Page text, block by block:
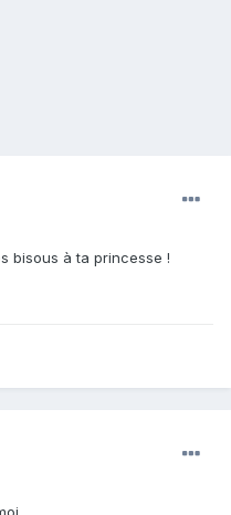
bisous à ta princesse !